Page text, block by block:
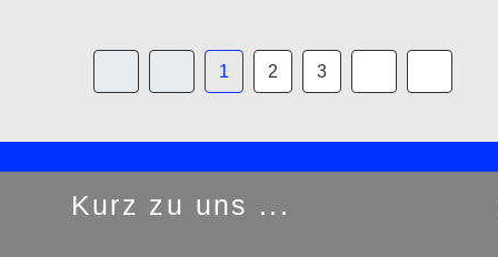
1 2 3
Kurz zu uns ...